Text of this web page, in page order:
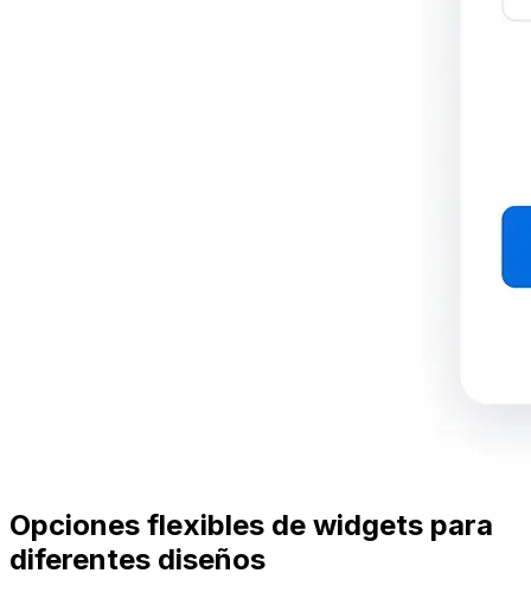
Opciones flexibles de widgets para
diferentes diseños